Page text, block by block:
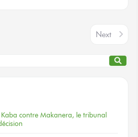
contre Makanera, le tribunal
Next